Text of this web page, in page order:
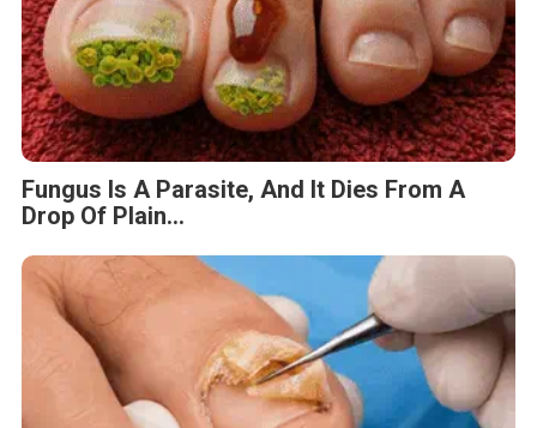
Fungus Is A Parasite, And It Dies From A
Drop Of Plain...